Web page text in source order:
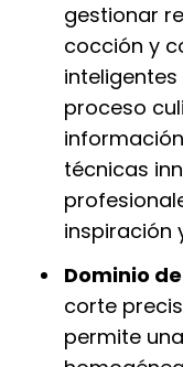
gestionar
cocción y
proceso
técnicas
inspiración
Dominio
corte
permite